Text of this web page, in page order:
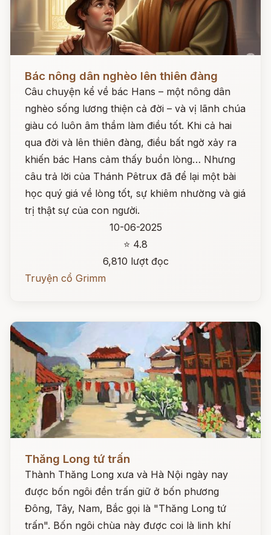
Bác nông dân nghèo lên thiên đàng
Câu chuyện kể về bác Hans – một nông dân
nghèo sống lương thiện cả đời – và vị lãnh chúa
giàu có luôn âm thầm làm điều tốt. Khi cả hai
qua đời và lên thiên đàng, điều bất ngờ xảy ra
khiến bác Hans cảm thấy buồn lòng… Nhưng
câu trả lời của Thánh Pêtrux đã để lại một bài
học quý giá về lòng tốt, sự khiêm nhường và giá
trị thật sự của con người.
10-06-2025
⭐ 4.8
6,810 lượt đọc
Truyện cổ Grimm
Thăng Long tứ trấn
Thành Thăng Long xưa và Hà Nội ngày nay
được bốn ngôi đền trấn giữ ở bốn phương
Đông, Tây, Nam, Bắc gọi là "Thăng Long tứ
trấn". Bốn ngôi chùa này được coi là linh khí